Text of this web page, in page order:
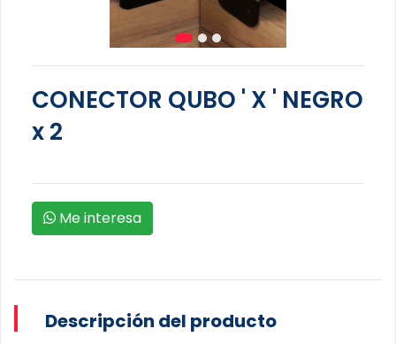
CONECTOR QUBO ' X ' NEGRO
x 2
Me interesa
Descripción del producto